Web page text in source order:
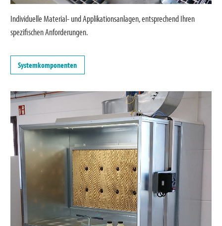
Individuelle Material- und Applikationsanlagen, entsprechend Ihren
spezifischen Anforderungen.
Systemkomponenten